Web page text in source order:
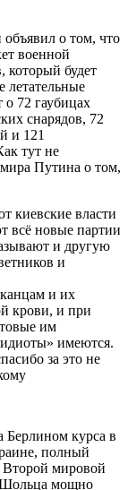
о том, что
военной
будет
летательные
о 72 гаубицах
снарядов, 72
и 121
тут не
Путина о том,
киевские власти
всё новые партии
и другую
и
и их
крови, и при
им
имеются.
за это не
курса в
полный
Второй мировой
Шольца мощно